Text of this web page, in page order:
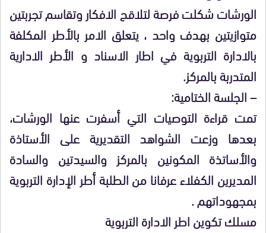
الورشات شكلت فرصة لتلاقح الافكار وتقاسم تجربتين
متوازيتين بهدف واحد ، يتعلق الامر بالأطر المكلفة
بالادارة التربوية في اطار الاسناد و الأطر الادارية
المتدربة بالمركز.
– الجلسة الختامية:
تمت قراءة التوصيات التي أسفرت عنها الورشات،
بعدها وزعت الشواهد التقديرية على الأستاذة
والأساتذة المكونين بالمركز والسيدتين والسادة
المديرين الكفلاء عرفانا من الطلبة أطر الإدارة التربوية
بمجهوداتهم .
مسلك تكوين اطر الادارة التربوية